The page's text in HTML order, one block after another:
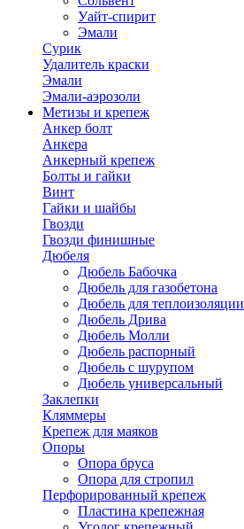
Уайт-спирит
Эмали
Сурик
Удалитель краски
Эмали
Эмали-аэрозоли
Метизы и крепеж
Анкер болт
Анкера
Анкерный крепеж
Болты и гайки
Винт
Гайки и шайбы
Гвозди
Гвозди финишные
Дюбеля
Дюбель Бабочка
Дюбель для газобетона
Дюбель для теплоизоляции
Дюбель Дрива
Дюбель Молли
Дюбель распорный
Дюбель с шурупом
Дюбель универсальный
Заклепки
Кляммеры
Крепеж для маяков
Опоры
Опора бруса
Опора для стропил
Перфорированный крепеж
Пластина крепежная